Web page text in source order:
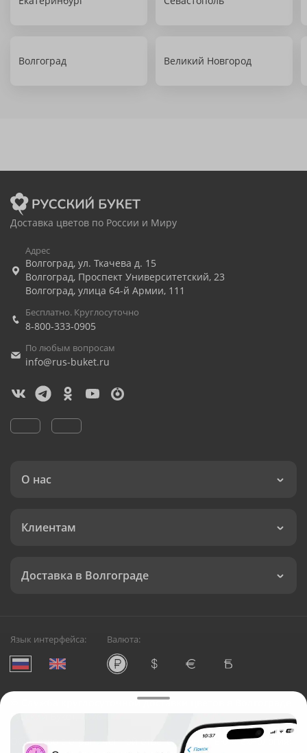
Волгоград Великий Новгород
Доставка цветов по России и Миру
Адрес
Волгоград, ул. Ткачева д. 15
Волгоград, Проспект Университетский, 23
Волгоград, улица 64-й Армии, 111
Бесплатно. Круглосуточно
8-800-333-0905
По любым вопросам
info@rus-buket.ru
О нас
Клиентам
Доставка в Волгограде
Язык интерфейса: Валюта:
Служба круглосуточной доставки цветов в Волгограде
Русский Букет, 2026
Общество с ограниченной ответственностью «Технология»